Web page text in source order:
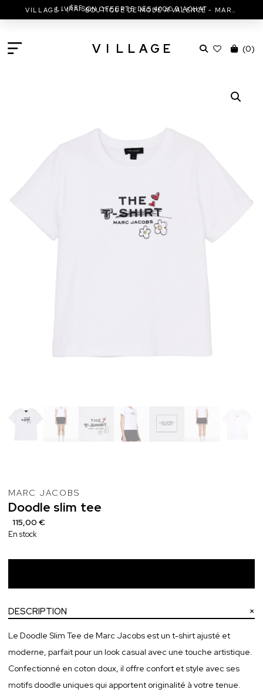
VILLAGE - 1ÈREBOUTIQUE DE MODE À VALENCE - MARC JACOBS - ISABEL MARANT & MORE
LIVRAISON OFFERTE DÈS 400€ D'ACHAT
V I L L A G E (0)
MARC JACOBS
Doodle slim tee
115,00 €
En stock
DESCRIPTION
Le Doodle Slim Tee de Marc Jacobs est un t-shirt ajusté et
moderne, parfait pour un look casual avec une touche artistique.
Confectionné en coton doux, il offre confort et style avec ses
motifs doodle uniques qui apportent originalité à votre tenue.